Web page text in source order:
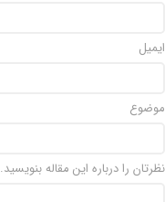
ایمیل
موضوع
نظرتان را درباره این مقاله بنویسید.